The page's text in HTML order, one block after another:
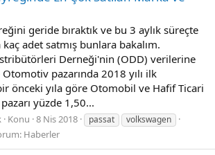
geride bıraktık ve bu 3 aylık süreçte
adet satmış bunlara bakalım.
Derneği'nin (ODD) verilerine
pazarında 2018 yılı ilk
önceki yıla göre Otomobil ve Hafif Ticari
yüzde 1,50...
Konu 8 Nis 2018 passat volkswagen
Haberler